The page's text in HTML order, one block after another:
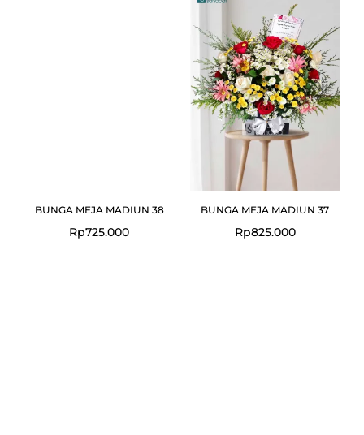
BUNGA MEJA MADIUN 38
Rp725.000
BUNGA MEJA MADIUN 37
Rp825.000